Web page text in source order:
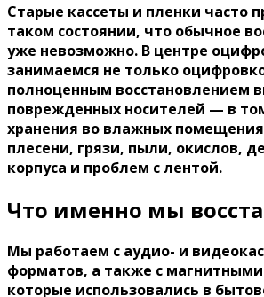
Старые кассеты и пленки часто
таком состоянии, что обычное
уже невозможно. В центре
занимаемся не только
полноценным восстановлением
поврежденных носителей — в
хранения во влажных
плесени, грязи, пыли, окислов,
корпуса и проблем с лентой.
Что именно мы
Мы работаем с аудио- и
форматов, а также с
которые использовались в